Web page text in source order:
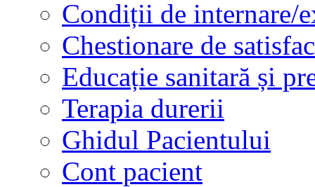
Condiții de internare/
Chestionare de
Educație sanitară și
Terapia durerii
Ghidul Pacientului
Cont pacient